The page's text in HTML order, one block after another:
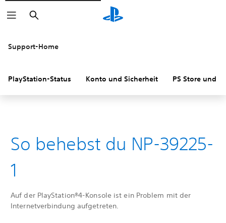
Suchen
Support-Home
PlayStation-Status Konto und Sicherheit PS Store und
So behebst du NP-39225-
1
Auf der PlayStation®4-Konsole ist ein Problem mit der
Internetverbindung aufgetreten.